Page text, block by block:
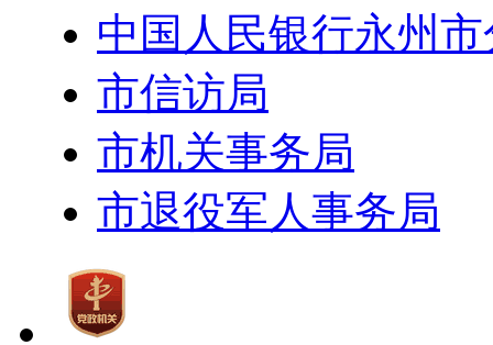
中国人民银行永州
市信访局
市机关事务局
市退役军人事务局